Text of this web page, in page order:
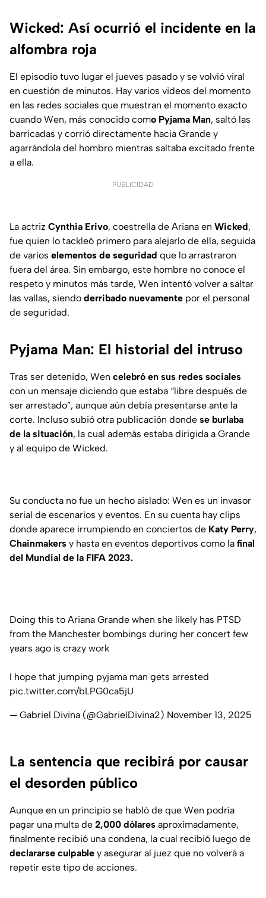
Wicked: Así ocurrió el incidente en la
alfombra roja
El episodio tuvo lugar el jueves pasado y se volvió viral
en cuestión de minutos. Hay varios videos del momento
en las redes sociales que muestran el momento exacto
cuando Wen, más conocido como Pyjama Man, saltó las
barricadas y corrió directamente hacia Grande y
agarrándola del hombro mientras saltaba excitado frente
a ella.
PUBLICIDAD
La actriz Cynthia Erivo, coestrella de Ariana en Wicked,
fue quien lo tackleó primero para alejarlo de ella, seguida
de varios elementos de seguridad que lo arrastraron
fuera del área. Sin embargo, este hombre no conoce el
respeto y minutos más tarde, Wen intentó volver a saltar
las vallas, siendo derribado nuevamente por el personal
de seguridad.
Pyjama Man: El historial del intruso
Tras ser detenido, Wen celebró en sus redes sociales
con un mensaje diciendo que estaba “libre después de
ser arrestado”, aunque aún debía presentarse ante la
corte. Incluso subió otra publicación donde se burlaba
de la situación, la cual además estaba dirigida a Grande
y al equipo de Wicked.
Su conducta no fue un hecho aislado: Wen es un invasor
serial de escenarios y eventos. En su cuenta hay clips
donde aparece irrumpiendo en conciertos de Katy Perry,
Chainmakers y hasta en eventos deportivos como la final
del Mundial de la FIFA 2023.
Doing this to Ariana Grande when she likely has PTSD
from the Manchester bombings during her concert few
years ago is crazy work
I hope that jumping pyjama man gets arrested
pic.twitter.com/bLPG0ca5jU
— Gabriel Divina (@GabrielDivina2) November 13, 2025
La sentencia que recibirá por causar
el desorden público
Aunque en un principio se habló de que Wen podría
pagar una multa de 2,000 dólares aproximadamente,
finalmente recibió una condena, la cual recibió luego de
declararse culpable y asegurar al juez que no volverá a
repetir este tipo de acciones.